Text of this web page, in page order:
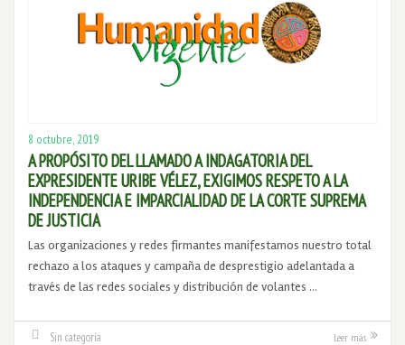
8 octubre, 2019
A PROPÓSITO DEL LLAMADO A INDAGATORIA DEL
EXPRESIDENTE URIBE VÉLEZ, EXIGIMOS RESPETO A LA
INDEPENDENCIA E IMPARCIALIDAD DE LA CORTE SUPREMA
DE JUSTICIA
Las organizaciones y redes firmantes manifestamos nuestro total
rechazo a los ataques y campaña de desprestigio adelantada a
través de las redes sociales y distribución de volantes …
Sin categoría Leer más